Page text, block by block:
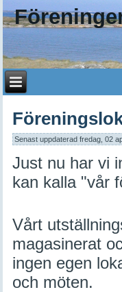
Senast uppdaterad fredag, 02
Just nu har vi
kan kalla "vår
Vårt
magasinerat
ingen egen
och möten.